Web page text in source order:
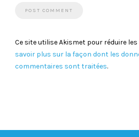
Ce site utilise Akismet pour réduire
savoir plus sur la façon dont les
commentaires sont traitées.